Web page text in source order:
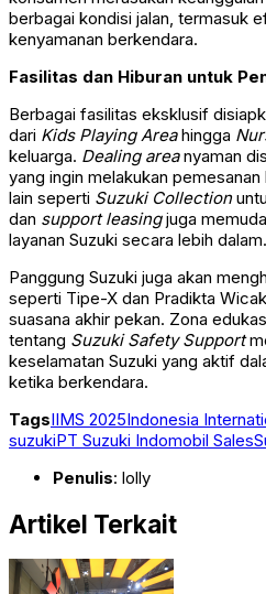
berbagai kondisi jalan, termasuk
kenyamanan berkendara.
Fasilitas dan Hiburan untuk
Berbagai fasilitas eksklusif
dari Kids Playing Areahingga
keluarga. Dealing areanyaman
yang ingin melakukan
lain seperti Suzuki Collection
dan support leasingjuga
layanan Suzuki secara lebih dalam.
Panggung Suzuki juga akan
seperti Tipe-X dan Pradikta
suasana akhir pekan. Zona
tentang Suzuki Safety Support
keselamatan Suzuki yang aktif
ketika berkendara.
TagsIIMS 2025Indonesia
suzukiPT Suzuki Indomobil Sales
Penulis: lolly
Artikel Terkait